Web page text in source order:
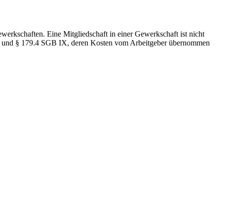
Eine Mitgliedschaft in einer Gewerkschaft ist nicht
§ 179.4 SGB IX, deren Kosten vom Arbeitgeber übernommen